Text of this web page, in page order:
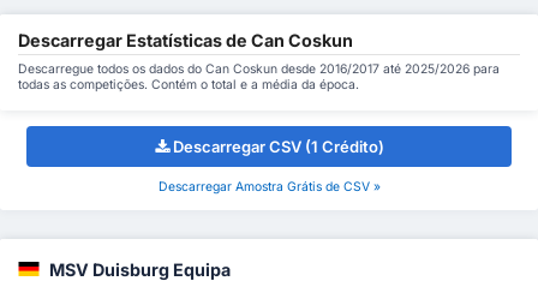
Descarregar Estatísticas de Can Coskun
Descarregue todos os dados do Can Coskun desde 2016/2017 até 2025/2026 para
todas as competições. Contém o total e a média da época.
Descarregar CSV (1 Crédito)
Descarregar Amostra Grátis de CSV »
MSV Duisburg Equipa